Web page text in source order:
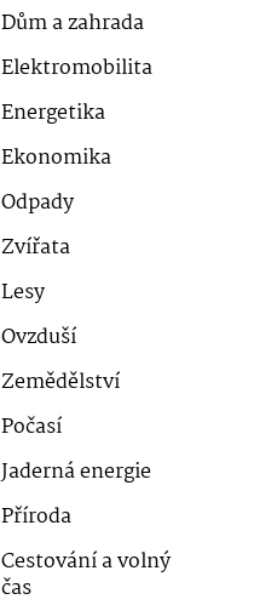
Dům a zahrada
Elektromobilita
Energetika
Ekonomika
Odpady
Zvířata
Lesy
Ovzduší
Zemědělství
Počasí
Jaderná energie
Příroda
Cestování a volný
čas